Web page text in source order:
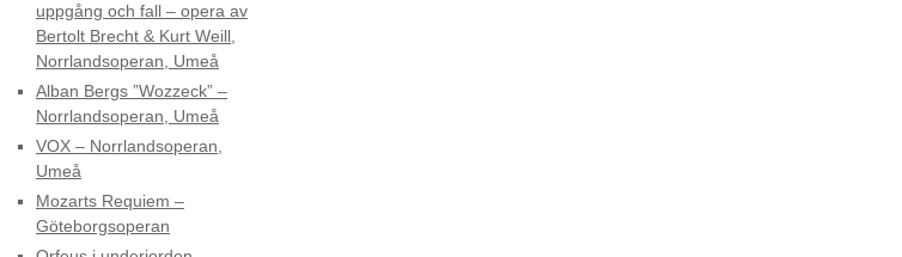
uppgång och fall – opera av
Bertolt Brecht & Kurt Weill,
Norrlandsoperan, Umeå
Alban Bergs ”Wozzeck” –
Norrlandsoperan, Umeå
VOX – Norrlandsoperan,
Umeå
Mozarts Requiem –
Göteborgsoperan